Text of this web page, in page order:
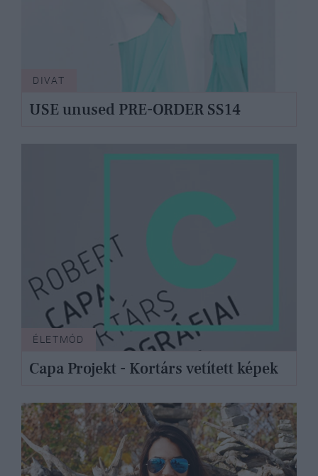
DIVAT
USE unused PRE-ORDER SS14
ÉLETMÓD
Capa Projekt - Kortárs vetített képek